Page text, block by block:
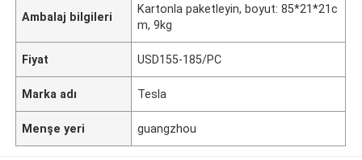
Ambalaj bilgileri
Kartonla paketleyin, boyut: 85*21*21c
m, 9kg
Fiyat USD155-185/PC
Marka adı Tesla
Menşe yeri guangzhou